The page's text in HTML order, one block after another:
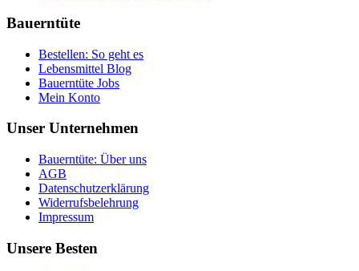
Bauerntüte
Bestellen: So geht es
Lebensmittel Blog
Bauerntüte Jobs
Mein Konto
Unser Unternehmen
Bauerntüte: Über uns
AGB
Datenschutzerklärung
Widerrufsbelehrung
Impressum
Unsere Besten